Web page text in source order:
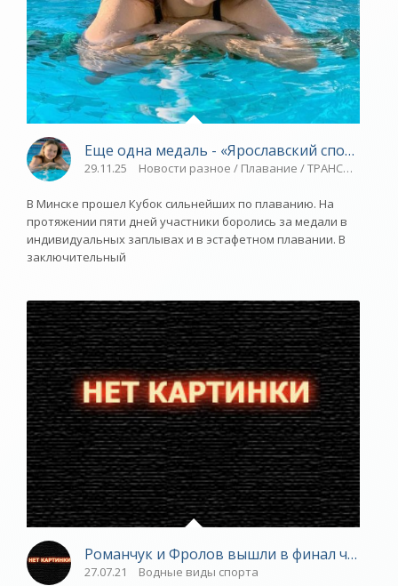
Еще одна медаль - «Ярославский спорт»
29.11.25 Новости разное / Плавание / ТРАНСФЕРЫ /
В Минске прошел Кубок сильнейших по плаванию. На
протяжении пяти дней участники боролись за медали в
индивидуальных заплывах и в эстафетном плавании. В
заключительный
Романчук и Фролов вышли в финал
27.07.21 Водные виды спорта